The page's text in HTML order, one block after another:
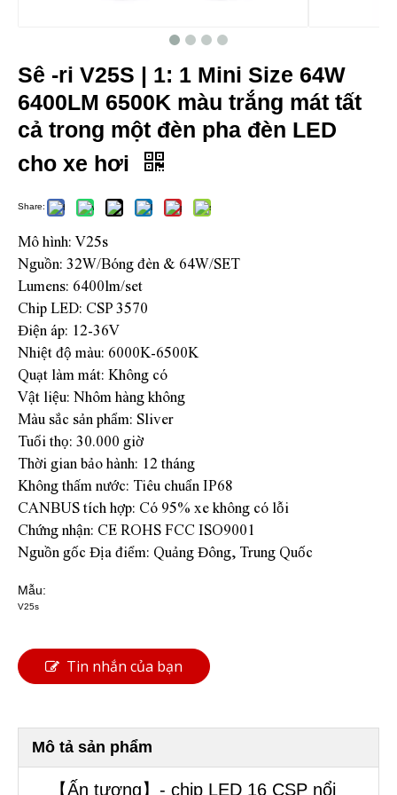
Sê -ri V25S | 1: 1 Mini Size 64W
6400LM 6500K màu trắng mát tất
cả trong một đèn pha đèn LED
cho xe hơi
Share:
Mô hình: V25s
Nguồn: 32W/Bóng đèn & 64W/SET
Lumens: 6400lm/set
Chip LED: CSP 3570
Điện áp: 12-36V
Nhiệt độ màu: 6000K-6500K
Quạt làm mát: Không có
Vật liệu: Nhôm hàng không
Màu sắc sản phẩm: Sliver
Tuổi thọ: 30.000 giờ
Thời gian bảo hành: 12 tháng
Không thấm nước: Tiêu chuẩn IP68
CANBUS tích hợp: Có 95% xe không có lỗi
Chứng nhận: CE ROHS FCC ISO9001
Nguồn gốc Địa điểm: Quảng Đông, Trung Quốc
Mẫu:
V25s
Tin nhắn của bạn
Mô tả sản phẩm
【Ấn tượng】- chip LED 16 CSP nổi